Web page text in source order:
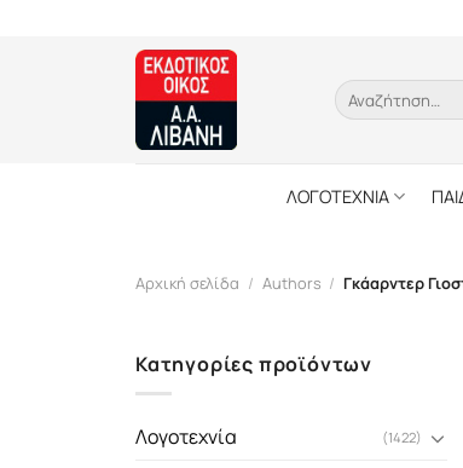
Αναζήτηση
για:
ΛΟΓΟΤΕΧΝΙΑ
Αρχική σελίδα / Authors / Γκάαρντερ
Κατηγορίες προϊόντων
Λογοτεχνία (1422)